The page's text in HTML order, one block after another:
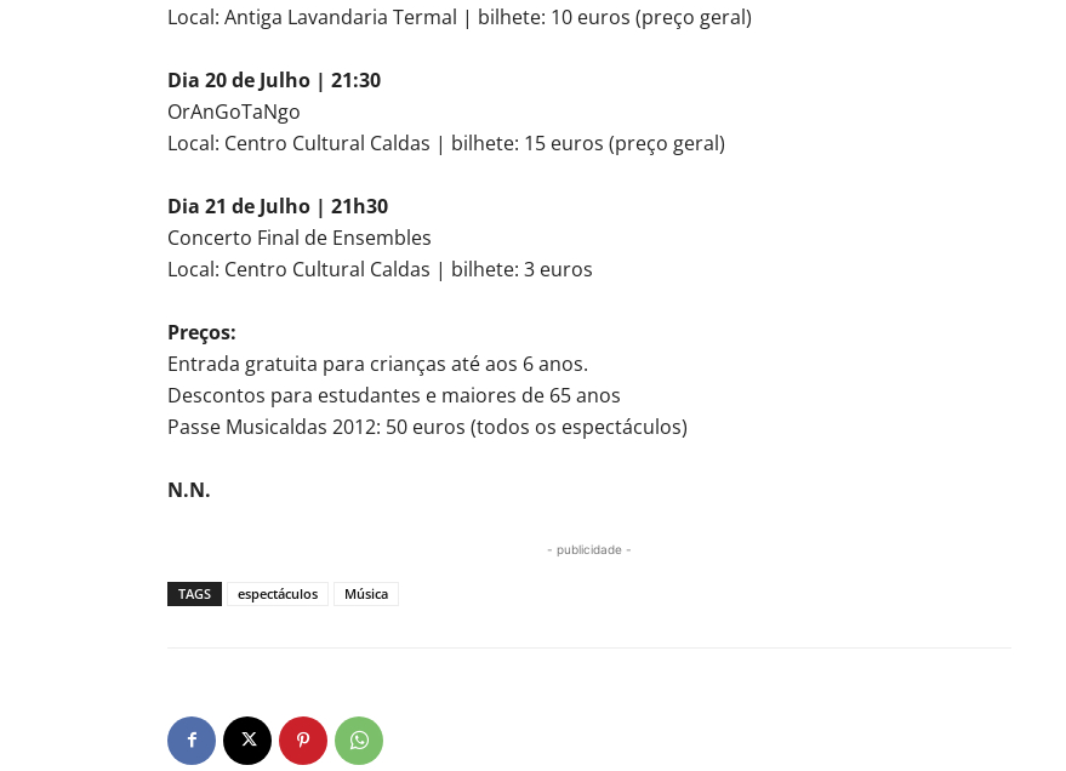
Local: Antiga Lavandaria Termal | bilhete: 10 euros (preço geral)
Dia 20 de Julho | 21:30
OrAnGoTaNgo
Local: Centro Cultural Caldas | bilhete: 15 euros (preço geral)
Dia 21 de Julho | 21h30
Concerto Final de Ensembles
Local: Centro Cultural Caldas | bilhete: 3 euros
Preços:
Entrada gratuita para crianças até aos 6 anos.
Descontos para estudantes e maiores de 65 anos
Passe Musicaldas 2012: 50 euros (todos os espectáculos)
N.N.
- publicidade -
TAGS espectáculos Música